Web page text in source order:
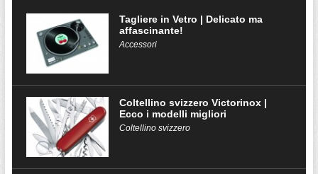
Tagliere in Vetro | Delicato ma
affascinante!
Accessori
Coltellino svizzero Victorinox |
Ecco i modelli migliori
Coltellino svizzero